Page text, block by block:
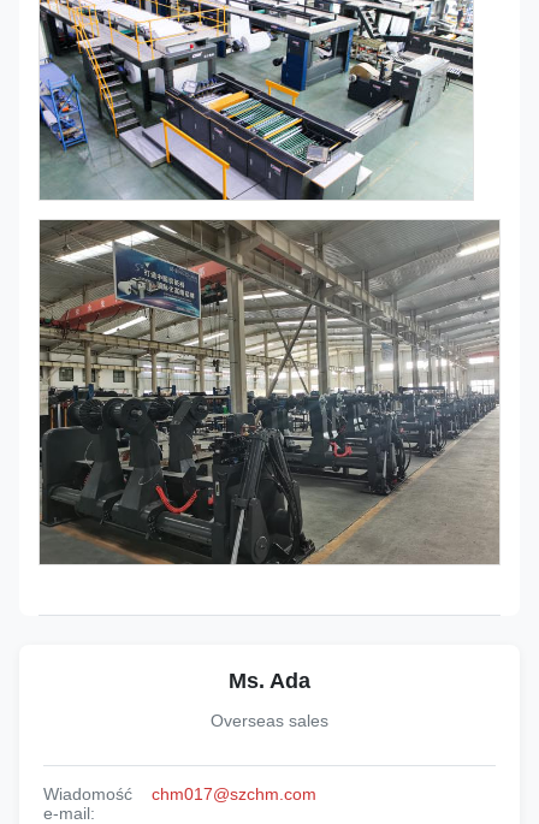
Ms. Ada
Overseas sales
Wiadomość
e-mail:
chm017@szchm.com